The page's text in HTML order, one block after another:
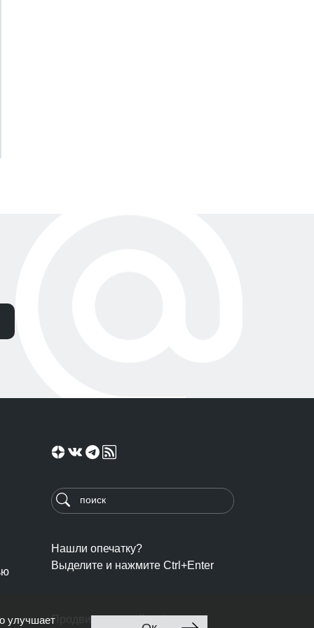
Нашли опечатку?
Выделите и нажмите Ctrl+Enter
Продвижение сайта: Ingate
улучшает